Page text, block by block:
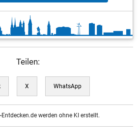
Teilen:
X WhatsApp
werden ohne KI erstellt.